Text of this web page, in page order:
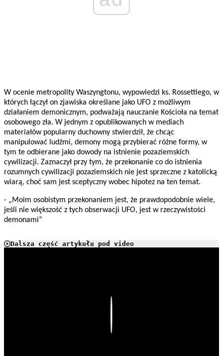
W ocenie metropolity Waszyngtonu, wypowiedzi ks. Rossettiego, w
których łączył on zjawiska określane jako UFO z możliwym
działaniem demonicznym, podważają nauczanie Kościoła na temat
osobowego zła. W jednym z opublikowanych w mediach
materiałów popularny duchowny stwierdził, że chcąc
manipulować ludźmi, demony mogą przybierać różne formy, w
tym te odbierane jako dowody na istnienie pozaziemskich
cywilizacji. Zaznaczył przy tym, że przekonanie co do istnienia
rozumnych cywilizacji pozaziemskich nie jest sprzeczne z katolicką
wiarą, choć sam jest sceptyczny wobec hipotez na ten temat.
- „Moim osobistym przekonaniem jest, że prawdopodobnie wiele,
jeśli nie większość z tych obserwacji UFO, jest w rzeczywistości
demonami”
Dalsza część artykułu pod video